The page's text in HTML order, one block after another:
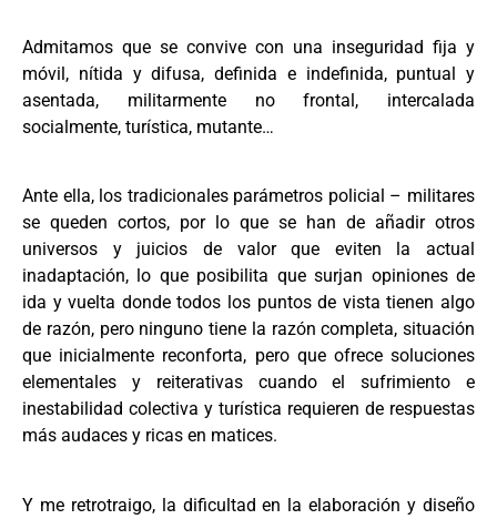
Admitamos que se convive con una inseguridad fija y
móvil, nítida y difusa, definida e indefinida, puntual y
asentada, militarmente no frontal, intercalada
socialmente, turística, mutante…
Ante ella, los tradicionales parámetros policial – militares
se queden cortos, por lo que se han de añadir otros
universos y juicios de valor que eviten la actual
inadaptación, lo que posibilita que surjan opiniones de
ida y vuelta donde todos los puntos de vista tienen algo
de razón, pero ninguno tiene la razón completa, situación
que inicialmente reconforta, pero que ofrece soluciones
elementales y reiterativas cuando el sufrimiento e
inestabilidad colectiva y turística requieren de respuestas
más audaces y ricas en matices.
Y me retrotraigo, la dificultad en la elaboración y diseño